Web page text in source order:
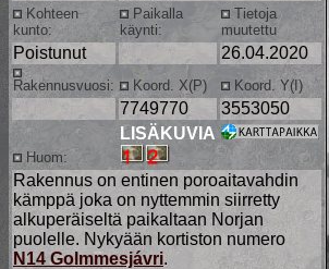
Kohteen
kunto:
Paikalla
käynti:
Tietoja
muutettu
Poistunut 26.04.2020
Rakennusvuosi: Koord. X(P) Koord. Y(I)
7749770 3553050
Huom:
LISÄKUVIA
Rakennus on entinen poroaitavahdin
kämppä joka on nyttemmin siirretty
alkuperäiseltä paikaltaan Norjan
puolelle. Nykyään kortiston numero
N14 Golmmesjávri.